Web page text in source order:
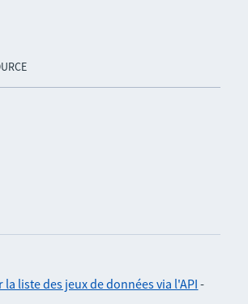
la liste des jeux de données via l'API -